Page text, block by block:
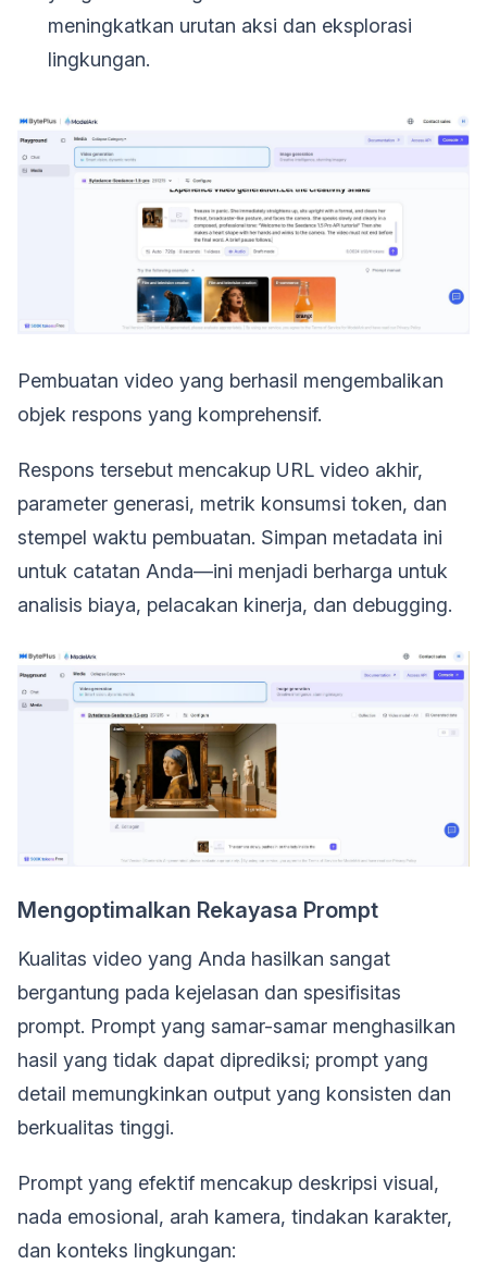
meningkatkan urutan aksi dan eksplorasi
lingkungan.
Pembuatan video yang berhasil mengembalikan
objek respons yang komprehensif.
Respons tersebut mencakup URL video akhir,
parameter generasi, metrik konsumsi token, dan
stempel waktu pembuatan. Simpan metadata ini
untuk catatan Anda—ini menjadi berharga untuk
analisis biaya, pelacakan kinerja, dan debugging.
Mengoptimalkan Rekayasa Prompt
Kualitas video yang Anda hasilkan sangat
bergantung pada kejelasan dan spesifisitas
prompt. Prompt yang samar-samar menghasilkan
hasil yang tidak dapat diprediksi; prompt yang
detail memungkinkan output yang konsisten dan
berkualitas tinggi.
Prompt yang efektif mencakup deskripsi visual,
nada emosional, arah kamera, tindakan karakter,
dan konteks lingkungan: